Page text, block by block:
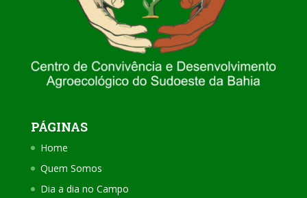
PÁGINAS
Home
Quem Somos
Dia a dia no Campo